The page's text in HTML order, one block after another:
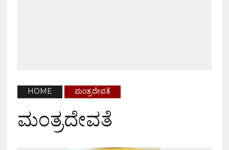
HOME ಮಂತ್ರದೇವತೆ
ಮಂತ್ರದೇವತೆ